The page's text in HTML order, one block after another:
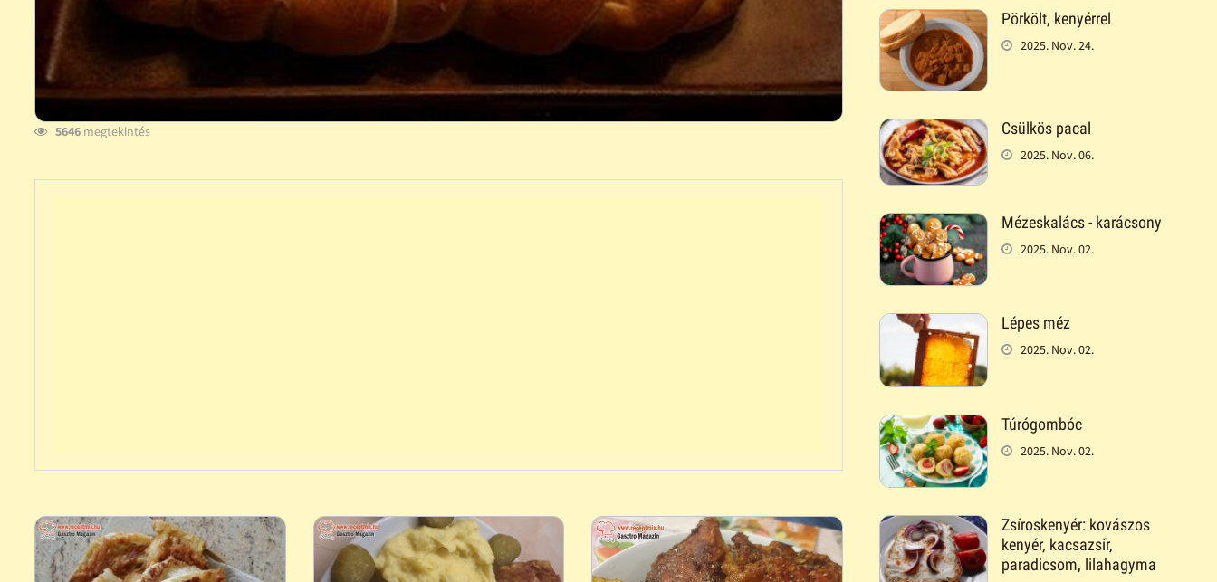
5646 megtekintés
Pörkölt, kenyérrel
2025. Nov. 24.
Csülkös pacal
2025. Nov. 06.
Mézeskalács - karácsony
2025. Nov. 02.
Lépes méz
2025. Nov. 02.
Túrógombóc
2025. Nov. 02.
Zsíroskenyér: kovászos
kenyér, kacsazsír,
paradicsom, lilahagyma